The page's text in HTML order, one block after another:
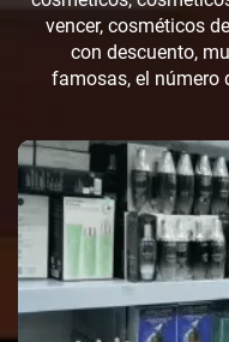
vencer, cosméticos
con descuento,
famosas, el número